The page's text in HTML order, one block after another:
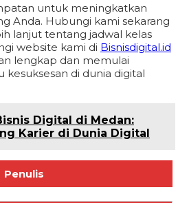
untuk meningkatkan
Anda. Hubungi kami sekarang
lanjut tentang jadwal kelas
website kami di Bisnisdigital.id
lengkap dan memulai
kesuksesan di dunia digital
Digital di Medan:
Karier di Dunia Digital
Penulis